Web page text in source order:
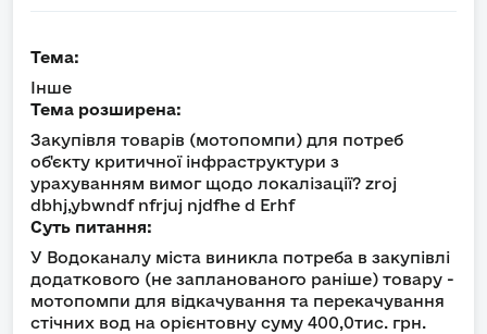
Тема:
Інше
Тема розширена:
Закупівля товарів (мотопомпи) для потреб
об'єкту критичної інфраструктури з
урахуванням вимог щодо локалізації? zroj
dbhj,ybwndf nfrjuj njdfhe d Erhf
Суть питання:
У Водоканалу міста виникла потреба в закупівлі
додаткового (не запланованого раніше) товару -
мотопомпи для відкачування та перекачування
стічних вод на орієнтовну суму 400,0тис. грн.